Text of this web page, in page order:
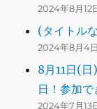
2024年8月12
(タイトル
2024年8月4日
8月11日(
日！参加で
2024年7月13